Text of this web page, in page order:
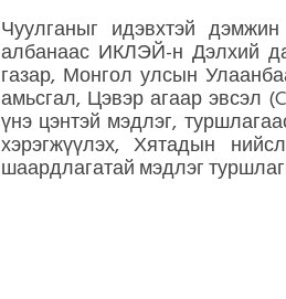
Чуулганыг идэвхтэй
албанаас ИКЛЭЙ-н Дэлхий
газар, Монгол улсын
амьсгал, Цэвэр агаар эвсэл
үнэ цэнтэй мэдлэг,
хэрэгжүүлэх, Хятадын
шаардлагатай мэдлэг